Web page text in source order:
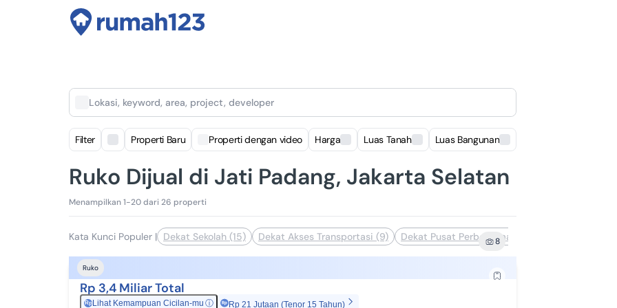
Lokasi, keyword, area, project, developer
Filter Properti Baru Properti dengan video Harga Luas Tanah Luas Bangunan
Ruko Dijual di Jati Padang, Jakarta Selatan
Menampilkan 1-20 dari 26 properti
Kata Kunci Populer | Dekat Sekolah (15) Dekat Akses Transportasi (9) Dekat Pusat Perbelanjaan (7)
8
Ruko
Rp 3,4 Miliar Total
RpLihat Kemampuan Cicilan-mu ⓘ Rp 21 Jutaan (Tenor 15 Tahun)